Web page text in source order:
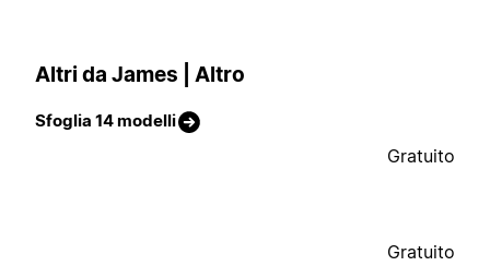
Altri da James | Altro
Sfoglia 14 modelli
Gratuito
Gratuito